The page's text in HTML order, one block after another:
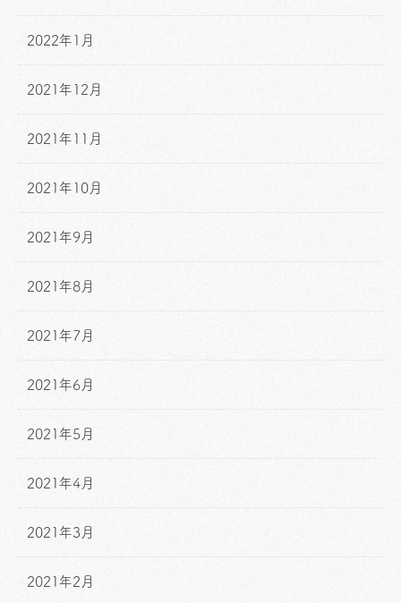
2022年1月
2021年12月
2021年11月
2021年10月
2021年9月
2021年8月
2021年7月
2021年6月
2021年5月
2021年4月
2021年3月
2021年2月